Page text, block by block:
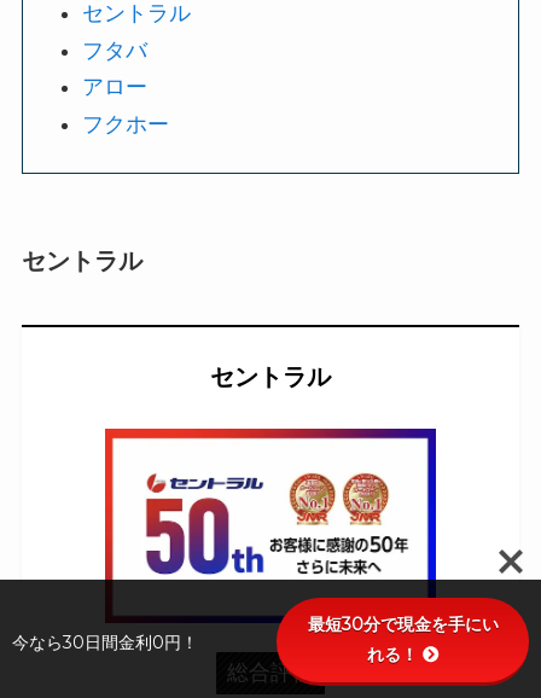
セントラル
フタバ
アロー
フクホー
セントラル
セントラル
総合評価
今なら30日間金利0円！
最短30分で現金を手にい
れる！